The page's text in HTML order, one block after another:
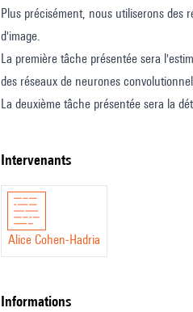
Plus précisément, nous utiliserons des
d'image.
La première tâche présentée sera
des réseaux de neurones
La deuxième tâche présentée sera la
Enfin, nous aborderons
et floute l'identité du locuteur, tout en
intervenants
Alice Cohen-Hadria
informations